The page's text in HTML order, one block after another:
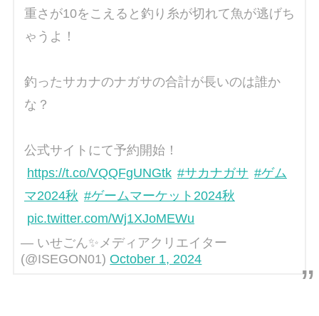
重さが10をこえると釣り糸が切れて魚が逃げち
ゃうよ！
釣ったサカナのナガサの合計が長いのは誰か
な？
公式サイトにて予約開始！
https://t.co/VQQFgUNGtk #サカナガサ #ゲム
マ2024秋 #ゲームマーケット2024秋
pic.twitter.com/Wj1XJoMEWu
— いせごん✨メディアクリエイター
(@ISEGON01)October 1, 2024